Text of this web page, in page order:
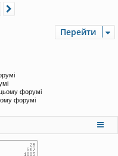
Перейти
форумі
форумі